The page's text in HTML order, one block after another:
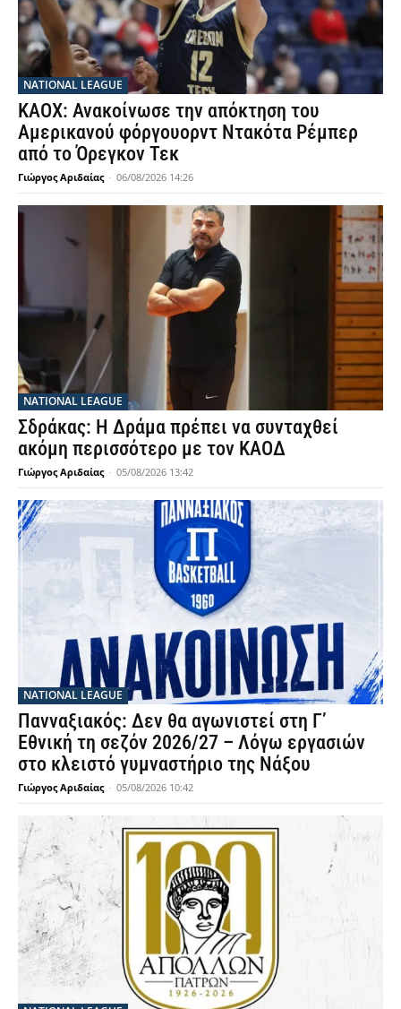
NATIONAL LEAGUE
ΚΑΟΧ: Ανακοίνωσε την απόκτηση του
Αμερικανού φόργουορντ Ντακότα Ρέμπερ
από το Όρεγκον Τεκ
Γιώργος Αριδαίας - 06/08/2026 14:26
NATIONAL LEAGUE
Σδράκας: Η Δράμα πρέπει να συνταχθεί
ακόμη περισσότερο με τον ΚΑΟΔ
Γιώργος Αριδαίας - 05/08/2026 13:42
NATIONAL LEAGUE
Πανναξιακός: Δεν θα αγωνιστεί στη Γ’
Εθνική τη σεζόν 2026/27 – Λόγω εργασιών
στο κλειστό γυμναστήριο της Νάξου
Γιώργος Αριδαίας - 05/08/2026 10:42